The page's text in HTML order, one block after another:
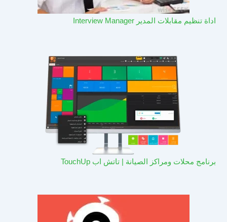
اداة تنظيم مقابلات المدير Interview Manager
برنامج محلات ومراكز الصيانة | تاتش اب TouchUp